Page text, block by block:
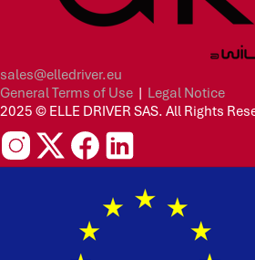
sales@elledriver.eu
General Terms of Use | Legal Notice
2025 © ELLE DRIVER SAS. All Rights